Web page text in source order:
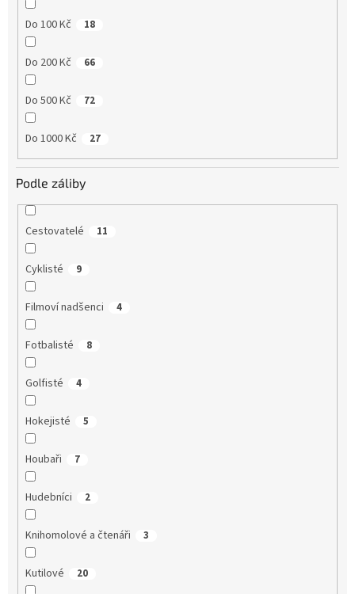
Do 100 Kč 18
Do 200 Kč 66
Do 500 Kč 72
Do 1000 Kč 27
Podle záliby
Cestovatelé 11
Cyklisté 9
Filmoví nadšenci 4
Fotbalisté 8
Golfisté 4
Hokejisté 5
Houbaři 7
Hudebníci 2
Knihomolové a čtenáři 3
Kutilové 20